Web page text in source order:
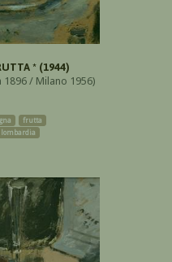
* (1944)
1896 / Milano 1956)
frutta
lombardia